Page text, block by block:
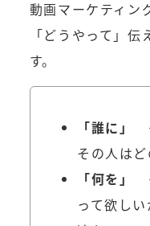
動画マーケティン
「どうやって」
す。
「誰に」
その人は
「何を」
って欲し